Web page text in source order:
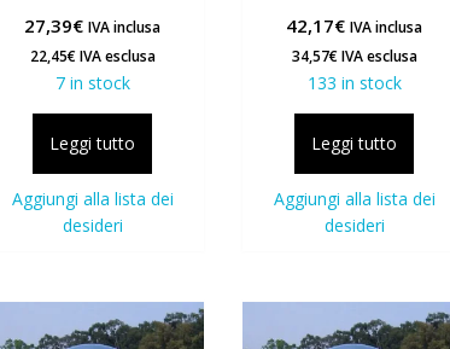
27,39€ IVA inclusa
22,45€IVA esclusa
7 in stock
Leggi tutto
Aggiungi alla lista dei
desideri
42,17€ IVA inclusa
34,57€IVA esclusa
133 in stock
Leggi tutto
Aggiungi alla lista dei
desideri